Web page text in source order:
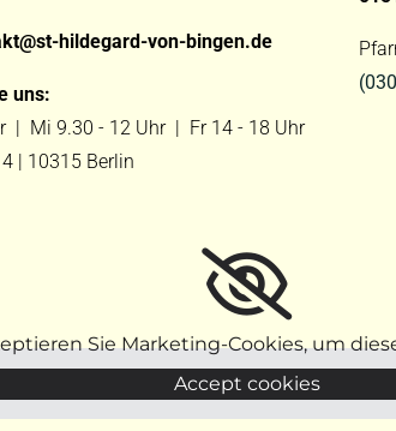
hildegard-von-bingen.de
uns:
| Mi 9.30 - 12 Uhr | Fr 14 - 18 Uhr
| 10315 Berlin
Sie Marketing-Cookies, um
Accept cookies